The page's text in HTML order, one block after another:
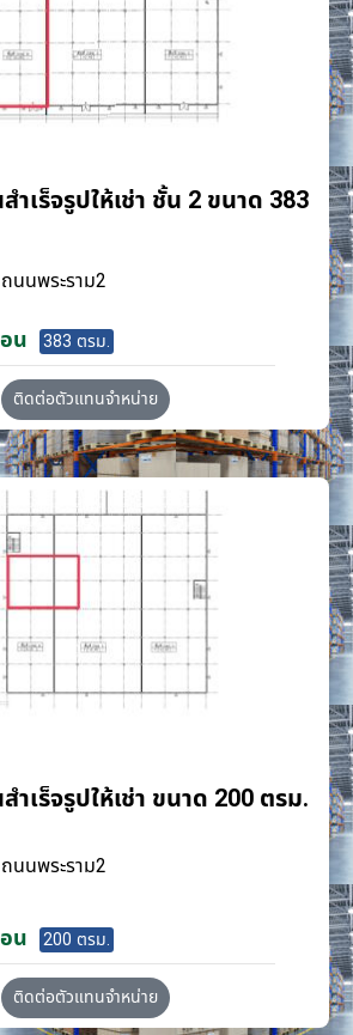
ำเร็จรูปให้เช่า ชั้น 2 ขนาด 383
นนพระราม2
น 383 ตรม.
ติดต่อตัวแทนจำหน่าย
ำเร็จรูปให้เช่า ขนาด 200 ตรม.
นนพระราม2
น 200 ตรม.
ติดต่อตัวแทนจำหน่าย